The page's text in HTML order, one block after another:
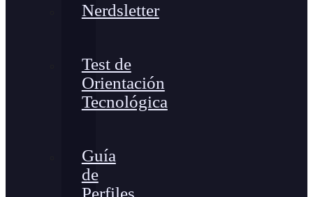
Nerdsletter
Test de
Orientación
Tecnológica
Guía
de
Perfiles